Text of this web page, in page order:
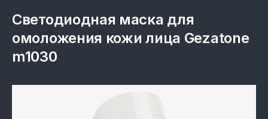
Светодиодная маска для
омоложения кожи лица Gezatone
m1030